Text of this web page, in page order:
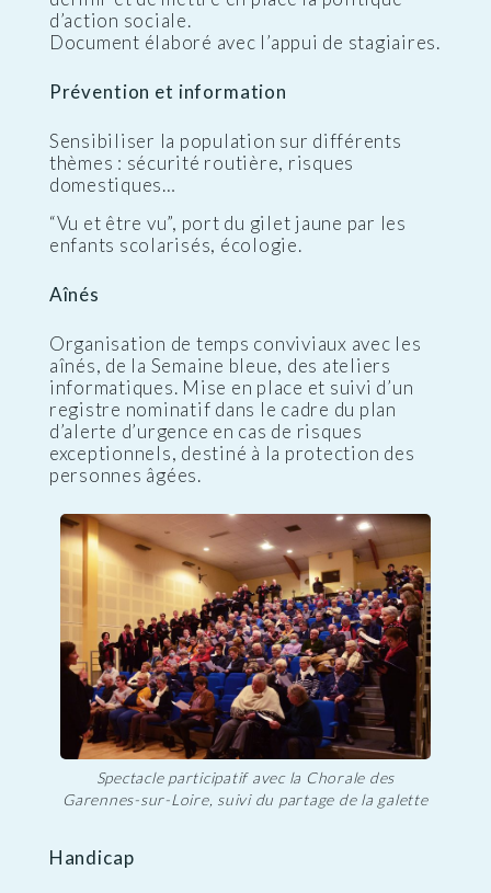
d’action sociale.
Document élaboré avec l’appui de stagiaires.
Prévention et information
Sensibiliser la population sur différents
thèmes : sécurité routière, risques
domestiques…
“Vu et être vu”, port du gilet jaune par les
enfants scolarisés, écologie.
Aînés
Organisation de temps conviviaux avec les
aînés, de la Semaine bleue, des ateliers
informatiques. Mise en place et suivi d’un
registre nominatif dans le cadre du plan
d’alerte d’urgence en cas de risques
exceptionnels, destiné à la protection des
personnes âgées.
Spectacle participatif avec la Chorale des
Garennes-sur-Loire, suivi du partage de la galette
Handicap